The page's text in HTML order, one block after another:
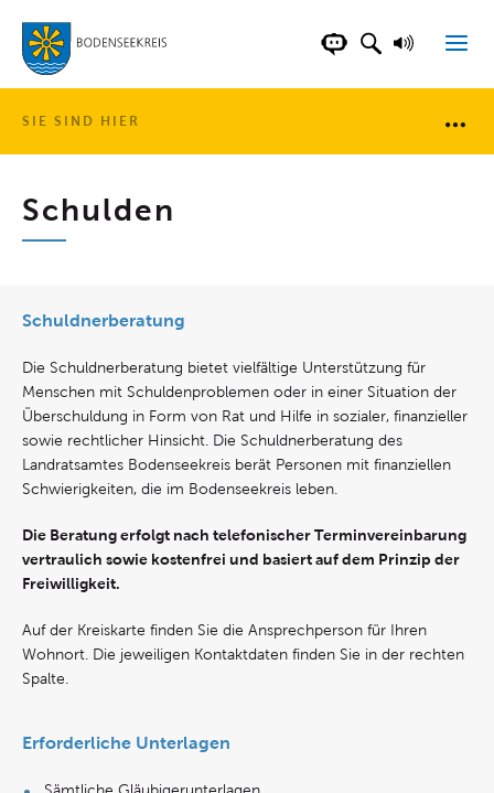
LANDKREISCHATBOT DER
SUCHFELD
SIE SIND HIER
Schulden
Schuldnerberatung
Die Schuldnerberatung bietet vielfältige Unterstützung für
Menschen mit Schuldenproblemen oder in einer Situation der
Überschuldung in Form von Rat und Hilfe in sozialer, finanzieller
sowie rechtlicher Hinsicht. Die Schuldnerberatung des
Landratsamtes Bodenseekreis berät Personen mit finanziellen
Schwierigkeiten, die im Bodenseekreis leben.
Die Beratung erfolgt nach telefonischer Terminvereinbarung
vertraulich sowie kostenfrei und basiert auf dem Prinzip der
Freiwilligkeit.
Auf der Kreiskarte finden Sie die Ansprechperson für Ihren
Wohnort. Die jeweiligen Kontaktdaten finden Sie in der rechten
Spalte.
Erforderliche Unterlagen